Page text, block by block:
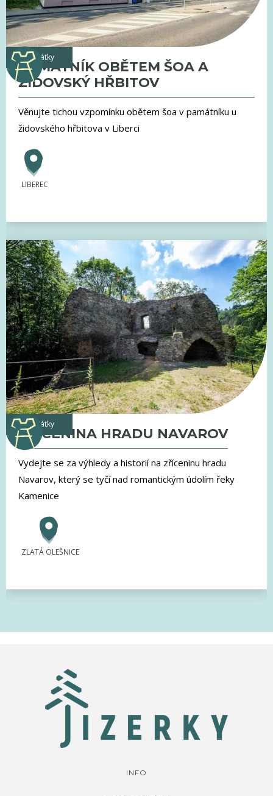
památky
PAMÁTNÍK OBĚTEM ŠOA A
ŽIDOVSKÝ HŘBITOV
Věnujte tichou vzpomínku obětem šoa v památníku u
židovského hřbitova v Liberci
LIBEREC
památky
ZŘÍCENINA HRADU NAVAROV
Vydejte se za výhledy a historií na zříceninu hradu
Navarov, který se tyčí nad romantickým údolím řeky
Kamenice
ZLATÁ OLEŠNICE
INFO